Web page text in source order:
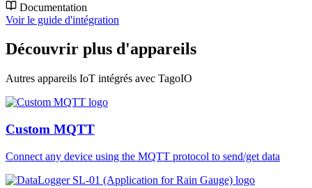
Documentation
Voir le guide d'intégration
Découvrir plus d'appareils
Autres appareils IoT intégrés avec TagoIO
Custom MQTT
Connect any device using the MQTT protocol to send/get data